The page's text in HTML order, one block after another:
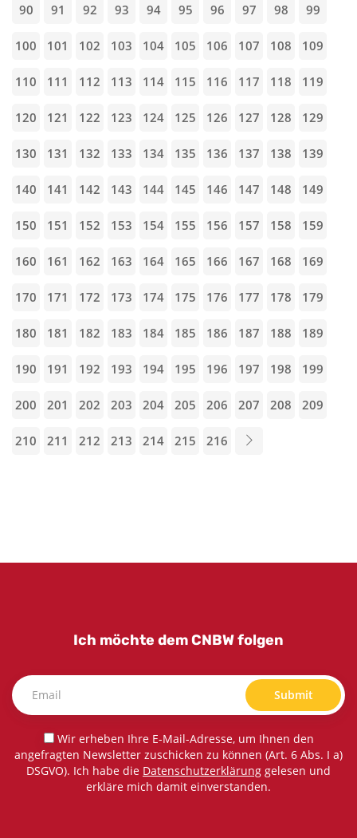
90 91 92 93 94 95 96 97 98 99
100 101 102 103 104 105 106 107 108 109
110 111 112 113 114 115 116 117 118 119
120 121 122 123 124 125 126 127 128 129
130 131 132 133 134 135 136 137 138 139
140 141 142 143 144 145 146 147 148 149
150 151 152 153 154 155 156 157 158 159
160 161 162 163 164 165 166 167 168 169
170 171 172 173 174 175 176 177 178 179
180 181 182 183 184 185 186 187 188 189
190 191 192 193 194 195 196 197 198 199
200 201 202 203 204 205 206 207 208 209
210 211 212 213 214 215 216
Ich möchte dem CNBW folgen
Submit
Wir erheben Ihre E-Mail-Adresse, um Ihnen den
angefragten Newsletter zuschicken zu können (Art. 6 Abs. I a)
DSGVO). Ich habe die Datenschutzerklärung gelesen und
erkläre mich damit einverstanden.